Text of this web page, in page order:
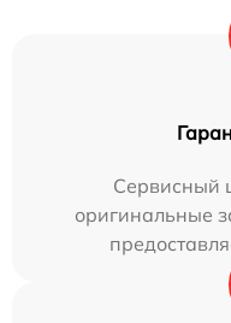
Сервисный
оригинальные